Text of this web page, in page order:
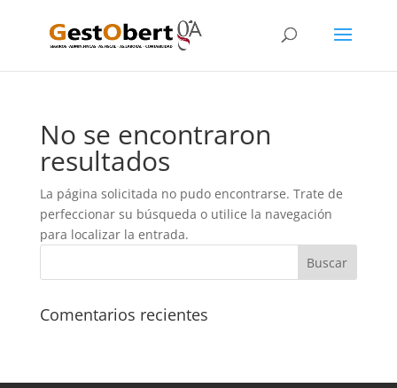
No se encontraron
resultados
La página solicitada no pudo encontrarse. Trate de
perfeccionar su búsqueda o utilice la navegación
para localizar la entrada.
Comentarios recientes